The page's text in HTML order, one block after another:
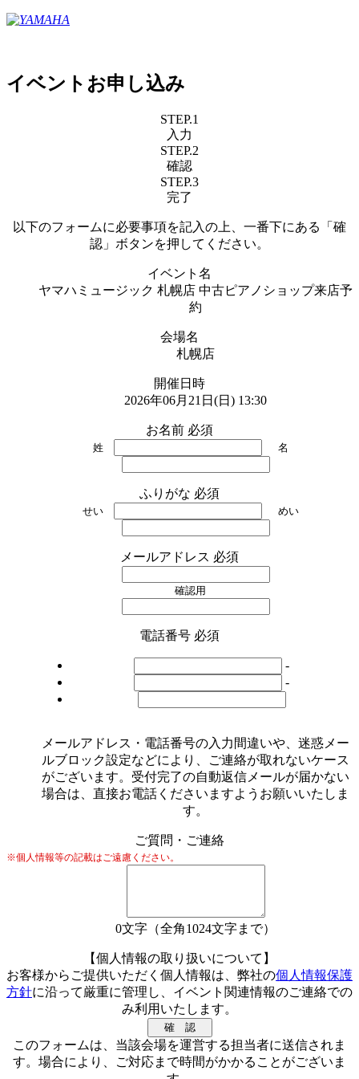
イベントお申し込み
STEP.1
入力
STEP.2
確認
STEP.3
完了
以下のフォームに必要事項を記入の上、一番下にある「確
認」ボタンを押してください。
イベント名
ヤマハミュージック 札幌店 中古ピアノショップ来店予
約
会場名
札幌店
開催日時
2026年06月21日(日) 13:30
お名前 必須
姓 名
ふりがな 必須
せい めい
メールアドレス 必須
確認用
電話番号 必須
-
-
メールアドレス・電話番号の入力間違いや、迷惑メー
ルブロック設定などにより、ご連絡が取れないケース
がございます。受付完了の自動返信メールが届かない
場合は、直接お電話くださいますようお願いいたしま
す。
ご質問・ご連絡
※個人情報等の記載はご遠慮ください。
0文字（全角1024文字まで）
【個人情報の取り扱いについて】
お客様からご提供いただく個人情報は、弊社の個人情報保護
方針に沿って厳重に管理し、イベント関連情報のご連絡での
み利用いたします。
このフォームは、当該会場を運営する担当者に送信されま
す。場合により、ご対応まで時間がかかることがございま